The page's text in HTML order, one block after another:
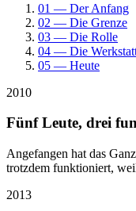
01 — Der Anfang
02 — Die Grenze
03 — Die Rolle
04 — Die
05 — Heute
2010
Fünf Leute, drei
Angefangen hat das
trotzdem funktioniert,
2013